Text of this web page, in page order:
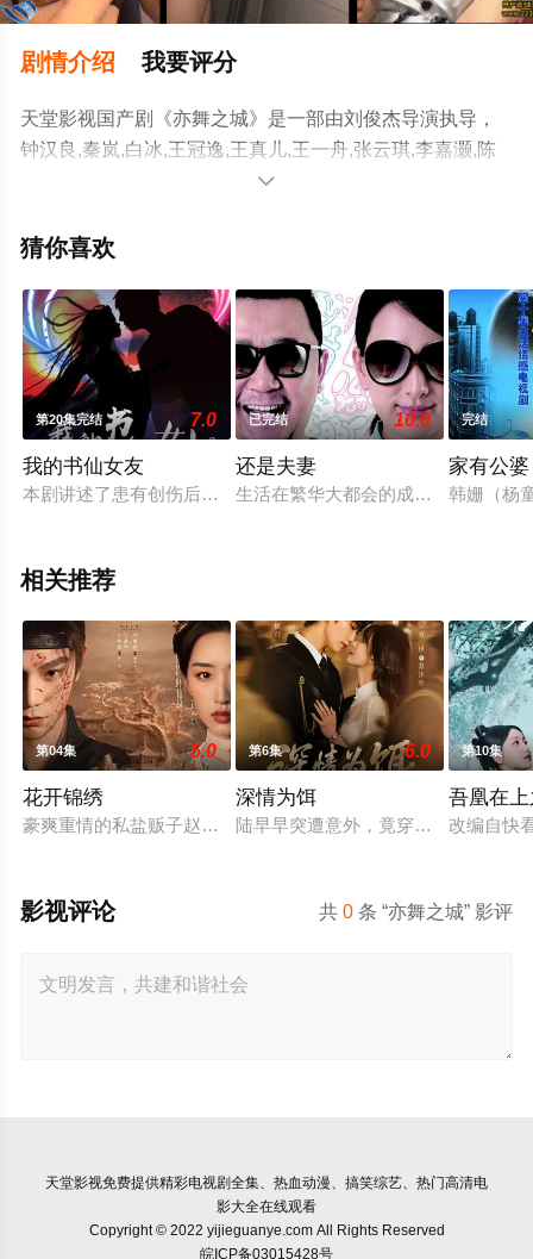
剧情介绍 我要评分
天堂影视国产剧《亦舞之城》是一部由刘俊杰导演执导，
钟汉良,秦岚,白冰,王冠逸,王真儿,王一舟,张云琪,李嘉灏,陈
瑾,张太文等演员精彩演绎的中国大陆电视剧，大结局剧情
视剧全集就上天堂电影网，更多相关信息可移步至豆瓣电

猜你喜欢
第20集完结 7.0
我的书仙女友
本剧讲述了患有创伤后应激障碍的格斗运动员黄大宝与书仙颜
已完结 10.0
还是夫妻
生活在繁华大都会的成年男女，各自
完结
家有公婆
韩姗（杨
相关推荐
第04集 5.0
花开锦绣
豪爽重情的私盐贩子赵凌虽出身草莽，却心怀壮志，他结识了
第6集 6.0
深情为饵
陆早早突遭意外，竟穿越成民国少
第10集
吾凰在
改编自快
共0 条 “亦舞之城” 影评
影视评论
天堂影视免费提供精彩电视剧全集、热血动漫、搞笑综艺、热门高清电
影大全在线观看
Copyright © 2022 yijieguanye.com All Rights Reserved
皖ICP备03015428号